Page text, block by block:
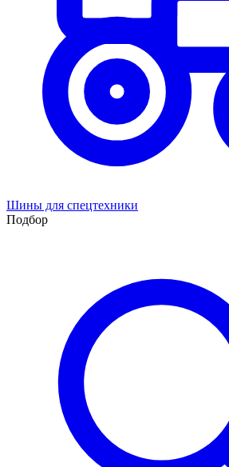
Шины для спецтехники
Подбор